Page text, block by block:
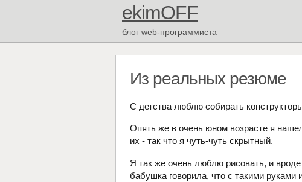
ekimOFF
блог web-программиста
Из реальных резюме
С детства люблю собирать
Опять же в очень юном возрасте я
их - так что я чуть-чуть скрытный.
Я так же очень люблю рисовать, и
бабушка говорила, что с такими руками